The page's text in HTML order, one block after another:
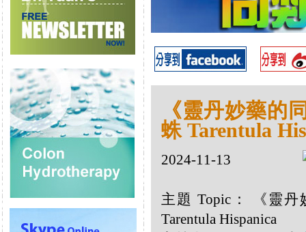
《靈丹妙藥的
蛛 Tarentula
2024-11-13
主題 Topic： 《靈丹
Tarentula Hispanica